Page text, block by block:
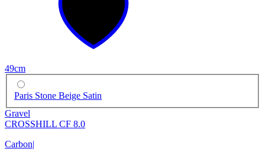
49cm
Paris Stone Beige Satin
Gravel
CROSSHILL CF 8.0
Carbon|